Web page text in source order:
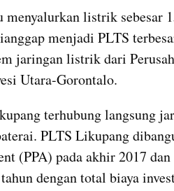
menyalurkan listrik sebesar
menjadi PLTS
jaringan listrik dari
Utara-Gorontalo.
terhubung langsung
PLTS Likupang
(PPA) pada akhir 2017
dengan total biaya